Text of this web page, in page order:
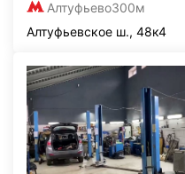
Алтуфьево300м
Алтуфьевское ш., 48к4